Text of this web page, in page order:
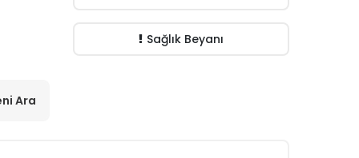
ml 149.90 TL!
Sağlık Beyanı
Ara